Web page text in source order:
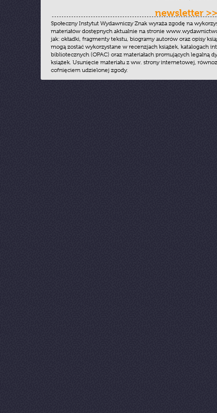
newsletter >>
Społeczny Instytut Wydawniczy Znak wyraża zgodę na
materiałów dostępnych aktualnie na stronie
jak: okładki, fragmenty tekstu, biogramy autorów oraz opisy
mogą zostać wykorzystane w recenzjach książek, katalogach
bibliotecznych (OPAC) oraz materiałach promujących legalną
książek. Usunięcie materiału z ww. strony internetowej,
cofnięciem udzielonej zgody.